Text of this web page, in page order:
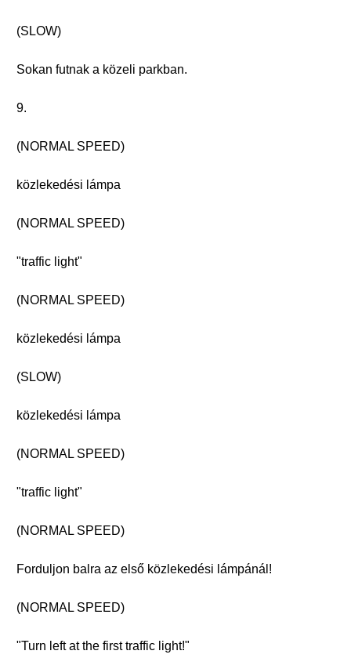
(SLOW)
Sokan futnak a közeli parkban.
9.
(NORMAL SPEED)
közlekedési lámpa
(NORMAL SPEED)
"traffic light"
(NORMAL SPEED)
közlekedési lámpa
(SLOW)
közlekedési lámpa
(NORMAL SPEED)
"traffic light"
(NORMAL SPEED)
Forduljon balra az első közlekedési lámpánál!
(NORMAL SPEED)
"Turn left at the first traffic light!"